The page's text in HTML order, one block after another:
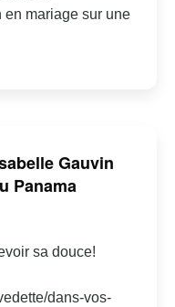
en mariage sur une
Gauvin
Panama
sa douce!
dans-vos-